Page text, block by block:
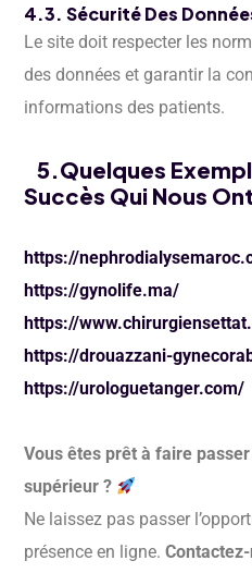
4.3. Sécurité Des
Le site doit respecter les
des données et garantir la
informations des patients.
5.Quelques
Succès Qui Nous
https://
https://gynolife.ma/
https://
https://drouazzani-
https://urologuetanger.com/
Vous êtes prêt à faire
supérieur ?
Ne laissez pas passer
présence en ligne.